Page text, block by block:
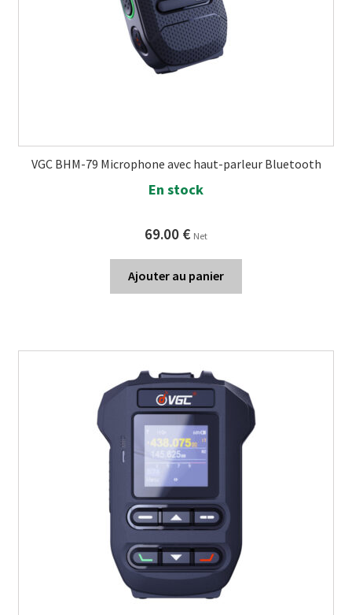
VGC BHM-79 Microphone avec haut-parleur Bluetooth
En stock
69.00 € Net
Ajouter au panier